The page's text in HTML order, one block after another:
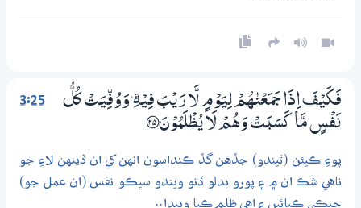
3:25
فَكَيْفَ اِذَا جَمَعْنٰھُمْ لِيَوْمٍ لَّا رَيْبَ فِيْهِ ۣ وَوُفِّيَتْ كُلُّ
نَفْسٍ مَّا كَسَبَتْ وَھُمْ لَا يُظْلَمُوْنَ ؀25
پوءِ ڪيئن (ٿيندو) جڏهن گڏ ڪنداسون انهن کي ان ڏينهن لاءِ جو
ناهي شڪ ان ۾ ۽ پورو بدلو ڏنو ويندو سڀڪو نفس (ان عمل جو)
جيڪي ڪيائين ۽ اهي ظلم ڪيا ويندا..